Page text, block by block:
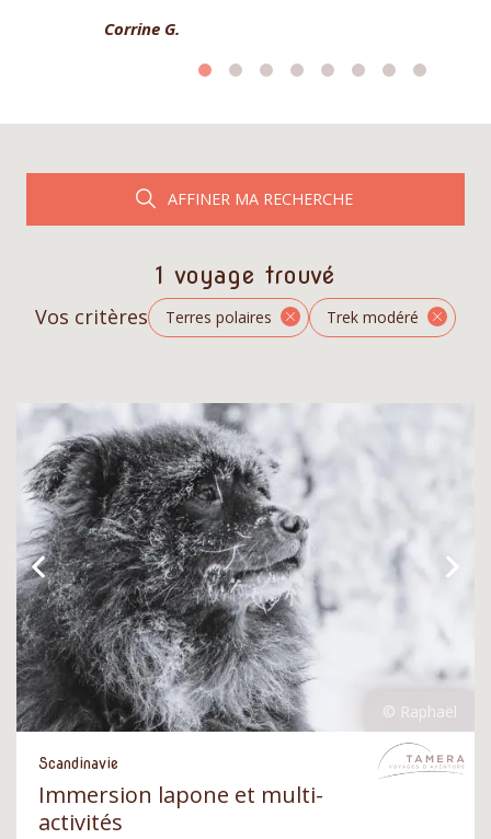
Corrine G.
AFFINER MA RECHERCHE
1 voyage trouvé
Vos critères Terres polaires Trek modéré
Scandinavie
Immersion lapone et multi-
activités